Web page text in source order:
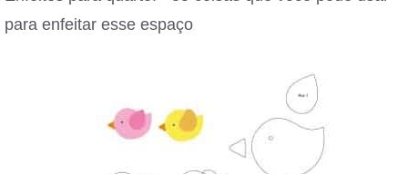
para enfeitar esse espaço